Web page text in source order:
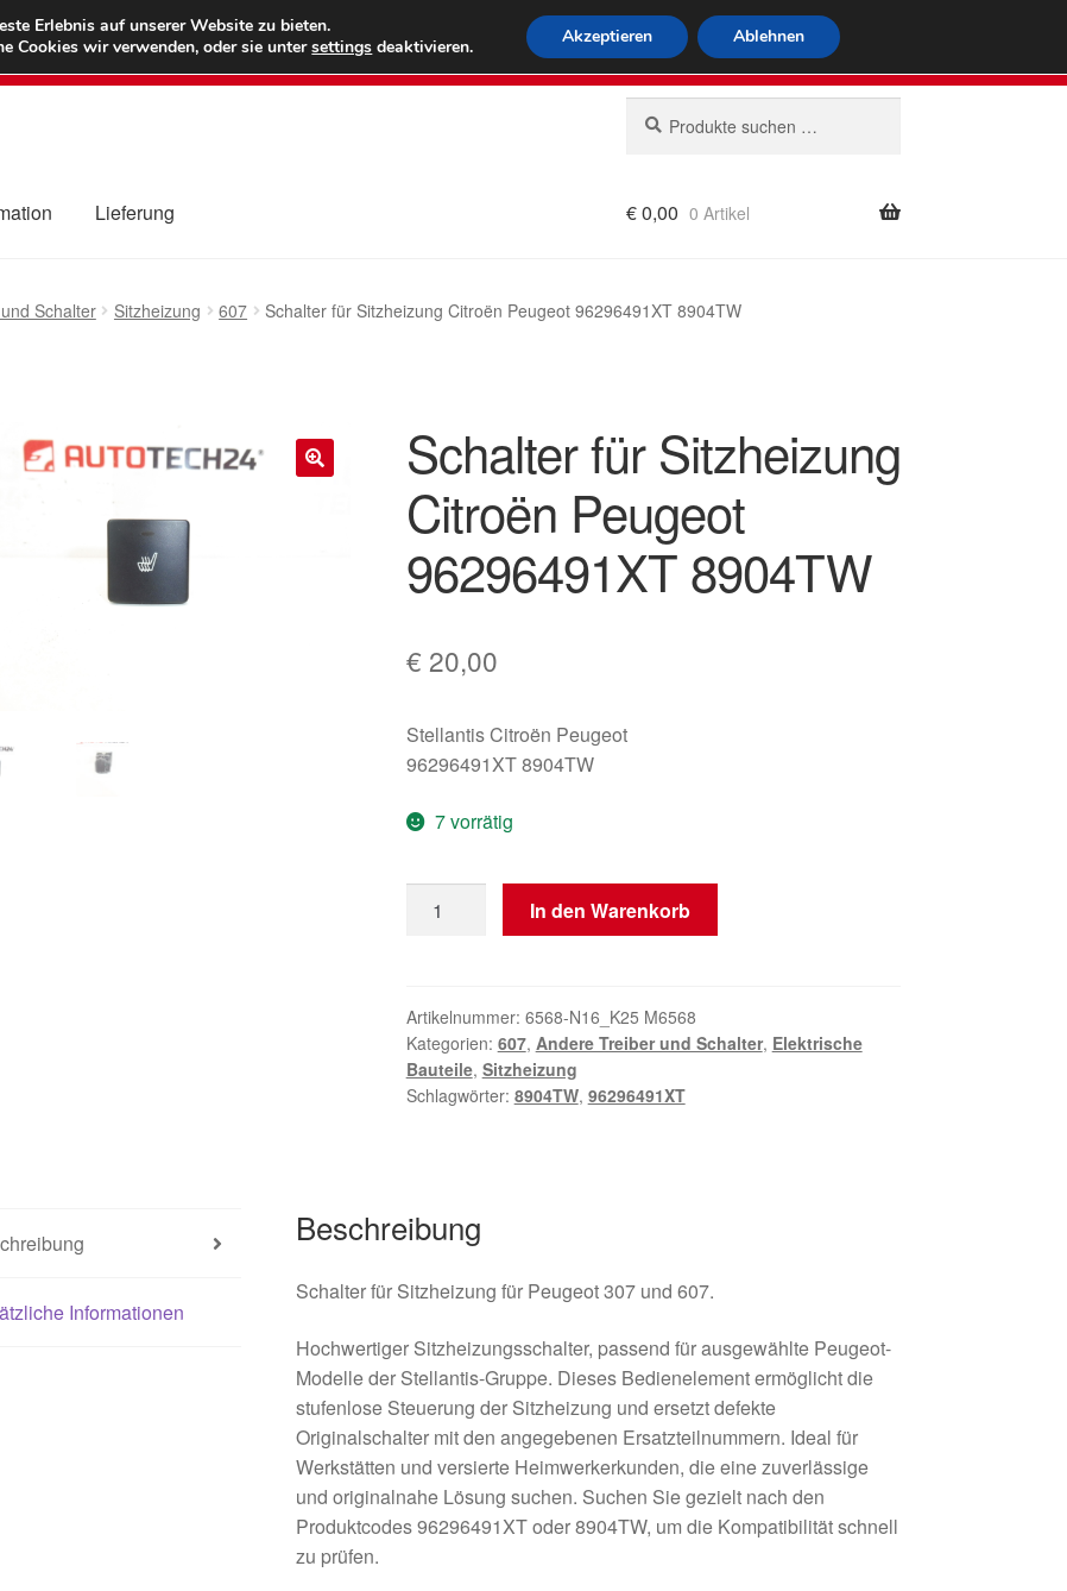
EUR
Weltweiter Versand
(800) 500 564Mo-Fr 9-16 Uhr
nach:
Lieferung €0,00 0 Artikel
Schalter Sitzheizung 607 Schalter für Sitzheizung Citroën Peugeot 96296491XT 8904TW
Schalter für Sitzheizung
Citroën Peugeot
96296491XT 8904TW
€ 20,00
Stellantis Citroën Peugeot
96296491XT 8904TW
7 vorrätig
Peugeot
96296491XT
8904TW
Menge
In den Warenkorb
Artikelnummer: 6568-N16_K25 M6568
Kategorien: 607, Andere Treiber und Schalter, Elektrische
Bauteile, Sitzheizung
Schlagwörter: 8904TW, 96296491XT
Informationen
Beschreibung
Schalter für Sitzheizung für Peugeot 307 und 607.
Hochwertiger Sitzheizungsschalter, passend für ausgewählte Peugeot-
Modelle der Stellantis-Gruppe. Dieses Bedienelement ermöglicht die
stufenlose Steuerung der Sitzheizung und ersetzt defekte
Originalschalter mit den angegebenen Ersatzteilnummern. Ideal für
Werkstätten und versierte Heimwerkerkunden, die eine zuverlässige
und originalnahe Lösung suchen. Suchen Sie gezielt nach den
Produktcodes 96296491XT oder 8904TW, um die Kompatibilität schnell
zu prüfen.
Erlebnis auf unserer Website zu bieten.
Cookies wir verwenden, oder sie untersettings deaktivieren. Akzeptieren Ablehnen